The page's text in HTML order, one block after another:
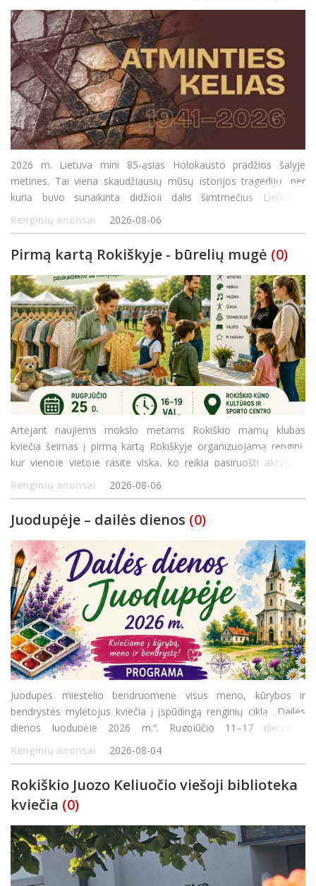
2026 m. Lietuva mini 85-ąsias Holokausto pradžios šalyje
metines. Tai viena skaudžiausių mūsų istorijos tragedijų, per
kurią buvo sunaikinta didžioji dalis šimtmečius Lietuvoje
gyvenusių žydų bendruomenių. Skirtingai nei daugelyje Europos
šalių, Lietuvoje Holokaustas vyko čia p
Renginių anonsai 2026-08-06
Pirmą kartą Rokiškyje - būrelių mugė (0)
Artėjant naujiems mokslo metams Rokiškio mamų klubas
kviečia šeimas į pirmą kartą Rokiškyje organizuojamą renginį,
kur vienoje vietoje rasite viską, ko reikia pasiruošti aktyviam
rudeniui! Rugpjūčio 25 d. (antradienį) 16.00–19.00 val. Rokiškio
kūno kultū
Renginių anonsai 2026-08-06
Juodupėje – dailės dienos (0)
Juodupės miestelio bendruomenė visus meno, kūrybos ir
bendrystės mylėtojus kviečia į įspūdingą renginių ciklą „Dailės
dienos Juodupėje 2026 m.“. Rugpjūčio 11–17 dienomis
organizuojama turtinga programa siūlys ne tik edukacijas
šeimoms, bet ir pažintines išvykas bei ku
Renginių anonsai 2026-08-04
Rokiškio Juozo Keliuočio viešoji biblioteka
kviečia (0)